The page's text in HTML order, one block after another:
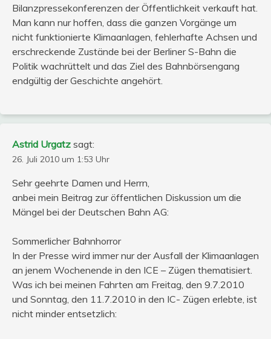
Bilanzpressekonferenzen der Öffentlichkeit verkauft hat.
Man kann nur hoffen, dass die ganzen Vorgänge um
nicht funktionierte Klimaanlagen, fehlerhafte Achsen und
erschreckende Zustände bei der Berliner S-Bahn die
Politik wachrüttelt und das Ziel des Bahnbörsengang
endgültig der Geschichte angehört.
Astrid Urgatz sagt:
26. Juli 2010 um 1:53 Uhr
Sehr geehrte Damen und Herrn,
anbei mein Beitrag zur öffentlichen Diskussion um die
Mängel bei der Deutschen Bahn AG:
Sommerlicher Bahnhorror
In der Presse wird immer nur der Ausfall der Klimaanlagen
an jenem Wochenende in den ICE – Zügen thematisiert.
Was ich bei meinen Fahrten am Freitag, den 9.7.2010
und Sonntag, den 11.7.2010 in den IC- Zügen erlebte, ist
nicht minder entsetzlich: